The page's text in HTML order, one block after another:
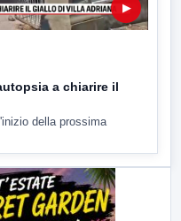
▶
a chiarire il
della prossima